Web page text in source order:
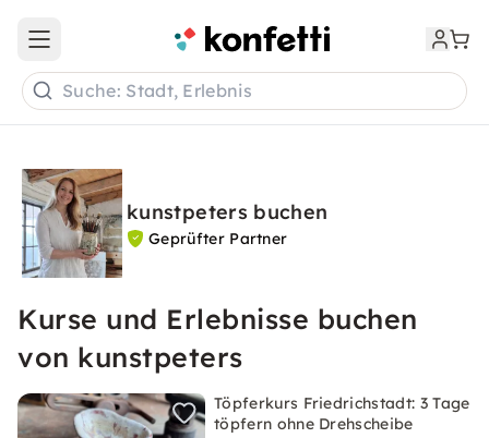
Open main menu
Suche: Stadt, Erlebnis
kunstpeters buchen
Geprüfter Partner
Kurse und Erlebnisse buchen
von kunstpeters
Töpferkurs Friedrichstadt: 3 Tage
töpfern ohne Drehscheibe